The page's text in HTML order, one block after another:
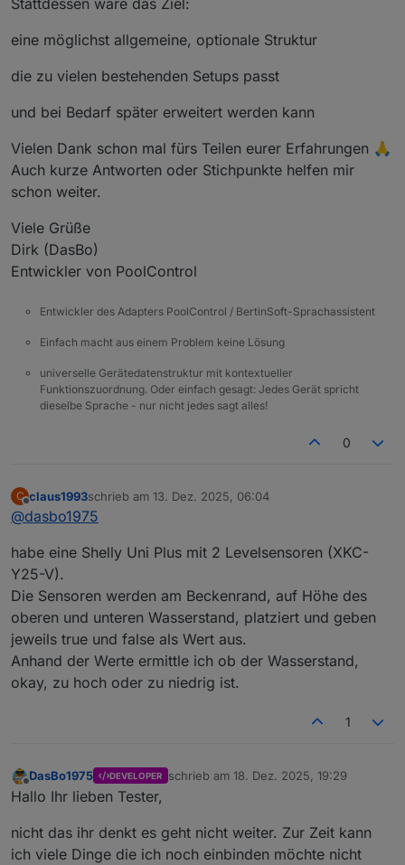
Stattdessen wäre das Ziel:
eine möglichst allgemeine, optionale Struktur
die zu vielen bestehenden Setups passt
und bei Bedarf später erweitert werden kann
Vielen Dank schon mal fürs Teilen eurer Erfahrungen 🙏
Auch kurze Antworten oder Stichpunkte helfen mir
schon weiter.
Viele Grüße
Dirk (DasBo)
Entwickler von PoolControl
Entwickler des Adapters PoolControl / BertinSoft-Sprachassistent
Einfach macht aus einem Problem keine Lösung
universelle Gerätedatenstruktur mit kontextueller
Funktionszuordnung. Oder einfach gesagt: Jedes Gerät spricht
dieselbe Sprache - nur nicht jedes sagt alles!
0
C
Offline
claus1993schrieb am 13. Dez. 2025, 06:04
zuletzt editiert von
@dasbo1975
habe eine Shelly Uni Plus mit 2 Levelsensoren (XKC-
Y25-V).
Die Sensoren werden am Beckenrand, auf Höhe des
oberen und unteren Wasserstand, platziert und geben
jeweils true und false als Wert aus.
Anhand der Werte ermittle ich ob der Wasserstand,
okay, zu hoch oder zu niedrig ist.
1
Offline
DasBo1975 DEVELOPER schrieb am 18. Dez. 2025, 19:29
zuletzt editiert von
Hallo Ihr lieben Tester,
nicht das ihr denkt es geht nicht weiter. Zur Zeit kann
ich viele Dinge die ich noch einbinden möchte nicht